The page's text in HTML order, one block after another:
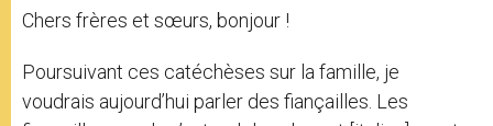
Chers frères et sœurs, bonjour !
Poursuivant ces catéchèses sur la famille, je
voudrais aujourd’hui parler des fiançailles. Les